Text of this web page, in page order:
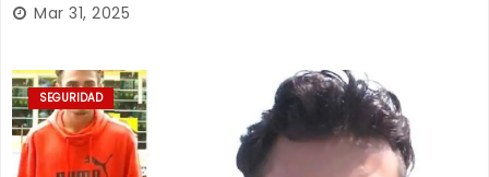
Mar 31, 2025
SEGURIDAD